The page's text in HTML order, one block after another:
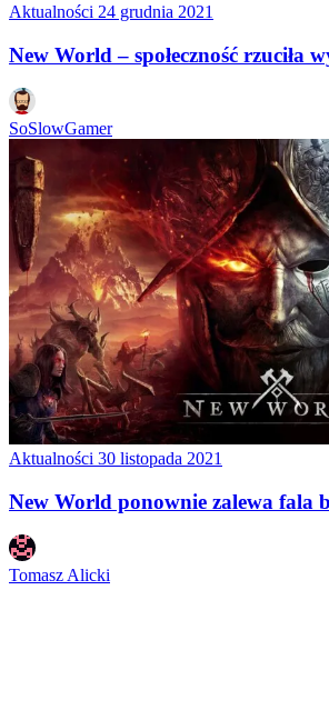
Aktualności 24 grudnia 2021
New World – społeczność rzuciła
SoSlowGamer
Aktualności 30 listopada 2021
New World ponownie zalewa fala
Tomasz Alicki